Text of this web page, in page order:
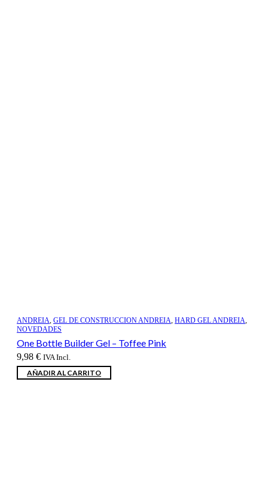
ANDREIA, GEL DE CONSTRUCCION ANDREIA, HARD GEL ANDREIA,
NOVEDADES
One Bottle Builder Gel – Toffee Pink
9,98 € IVA Incl.
AÑADIR AL CARRITO